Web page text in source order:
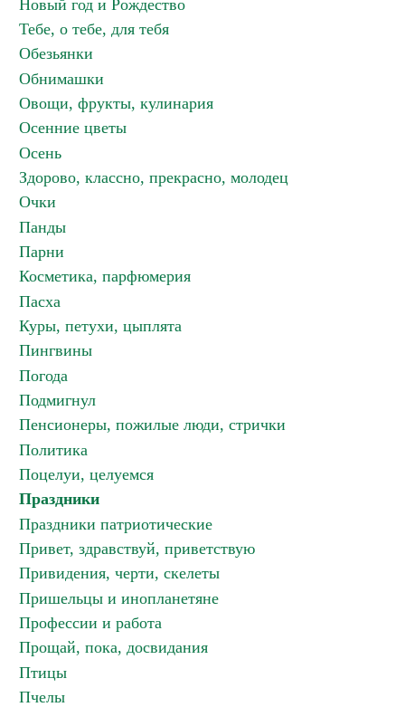
Новый год и Рождество
Тебе, о тебе, для тебя
Обезьянки
Обнимашки
Овощи, фрукты, кулинария
Осенние цветы
Осень
Здорово, классно, прекрасно, молодец
Очки
Панды
Парни
Косметика, парфюмерия
Пасха
Куры, петухи, цыплята
Пингвины
Погода
Подмигнул
Пенсионеры, пожилые люди, стрички
Политика
Поцелуи, целуемся
Праздники
Праздники патриотические
Привет, здравствуй, приветствую
Привидения, черти, скелеты
Пришельцы и инопланетяне
Профессии и работа
Прощай, пока, досвидания
Птицы
Пчелы